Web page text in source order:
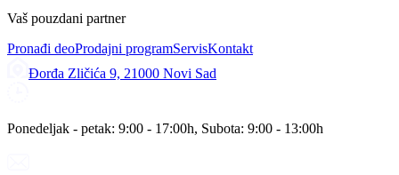
Vaš pouzdani partner
Pronađi deoProdajni programServisKontakt
Đorđa Zličića 9, 21000 Novi Sad
Ponedeljak - petak: 9:00 - 17:00h, Subota: 9:00 - 13:00h